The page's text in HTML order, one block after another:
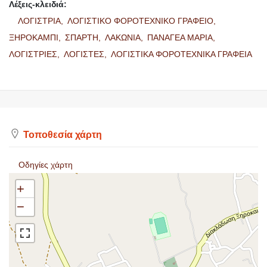
Λέξεις-κλειδιά:
ΛΟΓΙΣΤΡΙΑ,
ΛΟΓΙΣΤΙΚΟ ΦΟΡΟΤΕΧΝΙΚΟ ΓΡΑΦΕΙΟ,
ΞΗΡΟΚΑΜΠΙ,
ΣΠΑΡΤΗ, ΛΑΚΩΝΙΑ,
ΠΑΝΑΓΕΑ ΜΑΡΙΑ,
ΛΟΓΙΣΤΡΙΕΣ,
ΛΟΓΙΣΤΕΣ, ΛΟΓΙΣΤΙΚΑ ΦΟΡΟΤΕΧΝΙΚΑ ΓΡΑΦΕΙΑ
Τοποθεσία χάρτη
Οδηγίες χάρτη
+
−